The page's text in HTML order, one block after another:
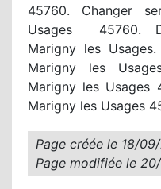
45760. Changer
Usages 45760.
Marigny les
Marigny les
Marigny les Usages
Marigny les Usages
Page créée le 18/
Page modifiée le